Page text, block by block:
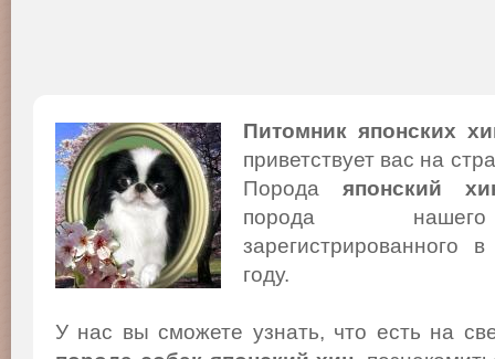
Питомник японских
приветствует вас на
Порода японский
порода
году.
У нас вы сможете узнать, что есть на